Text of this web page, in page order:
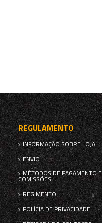
REGULAMENTO
INFORMAÇÃO SOBRE LOJA
ENVIO
MÉTODOS DE PAGAMENTO E
COMISSÕES
REGIMENTO
POLÍCIA DE PRIVACIDADE